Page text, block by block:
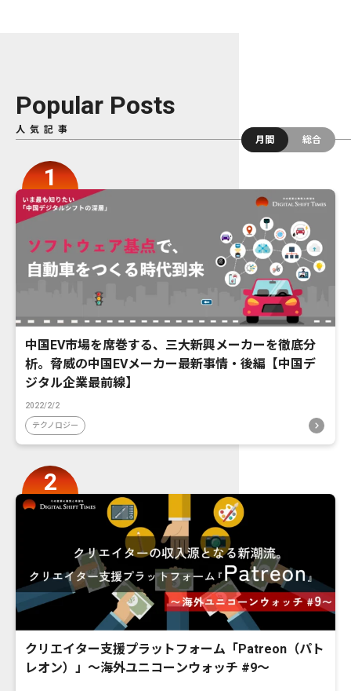
Popular Posts
人気記事
月間
総合
中国EV市場を席巻する、三大新興メーカーを徹底分
析。脅威の中国EVメーカー最新事情・後編【中国デ
ジタル企業最前線】
2022/2/2
テクノロジー
クリエイター支援プラットフォーム「Patreon（パト
レオン）」〜海外ユニコーンウォッチ #9〜